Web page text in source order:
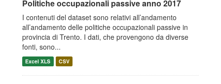
Politiche occupazionali passive anno 2017
I contenuti del dataset sono relativi all’andamento
all’andamento delle politiche occupazionali passive in
provincia di Trento. I dati, che provengono da diverse
fonti, sono...
Excel XLS CSV